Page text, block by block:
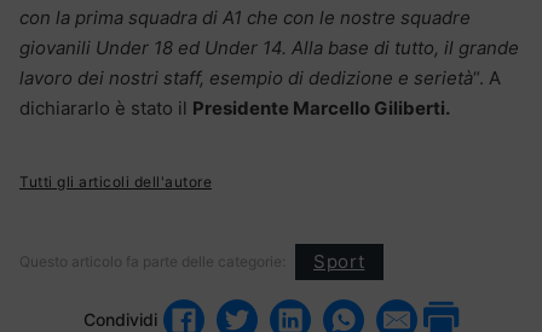
con la prima squadra di A1 che con le nostre squadre
giovanili Under 18 ed Under 14. Alla base di tutto, il grande
lavoro dei nostri staff, esempio di dedizione e serietà“. A
dichiararlo è stato il Presidente Marcello Giliberti.
Tutti gli articoli dell'autore
Questo articolo fa parte delle categorie: Sport
Condividi